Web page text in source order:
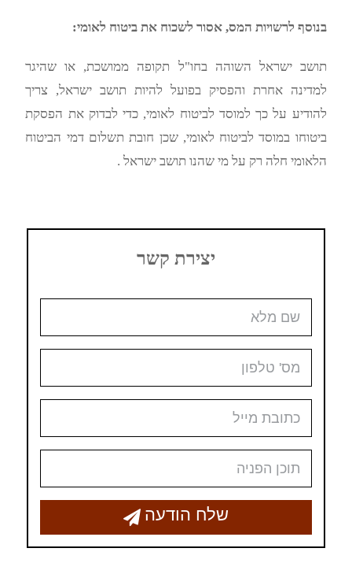
בנוסף לרשויות המס, אסור לשכוח את ביטוח לאומי:
תושב ישראל השוהה בחו"ל תקופה ממושכת, או שהיגר
למדינה אחרת והפסיק בפועל להיות תושב ישראל, צריך
להודיע על כך למוסד לביטוח לאומי, כדי לבדוק את הפסקת
ביטוחו במוסד לביטוח לאומי, שכן חובת תשלום דמי הביטוח
הלאומי חלה רק על מי שהנו תושב ישראל .
יצירת קשר
שלח הודעה